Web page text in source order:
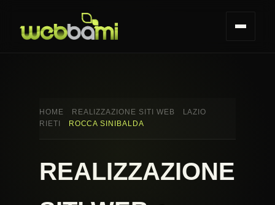
HOME REALIZZAZIONE SITI WEB
LAZIO
RIETI
ROCCA SINIBALDA
REALIZZAZIONE